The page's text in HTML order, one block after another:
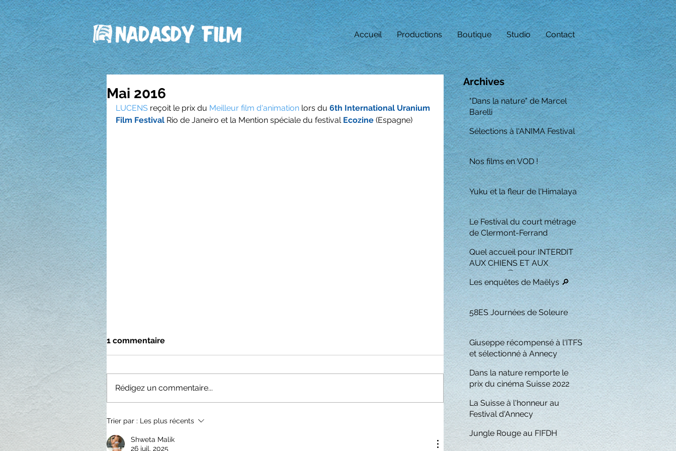
Accueil Productions Boutique Studio Contact
Mai 2016
LUCENS reçoit le prix du Meilleur film d'animation lors du 6th International Uranium
Film Festival Rio de Janeiro et la Mention spéciale du festival Ecozine (Espagne)
1 commentaire
Rédigez un commentaire...
Trier par : Les plus récents
Shweta Malik
26 juil. 2025
Archives
"Dans la nature" de Marcel
Barelli
Sélections à l'ANIMA Festival
Nos films en VOD !
Yuku et la fleur de l'Himalaya
Le Festival du court métrage
de Clermont-Ferrand
Quel accueil pour INTERDIT
AUX CHIENS ET AUX
ITALIENS 🏆
Les enquêtes de Maëlys 🔎
58ES Journées de Soleure
Giuseppe récompensé à l'ITFS
et sélectionné à Annecy
Dans la nature remporte le
prix du cinéma Suisse 2022
La Suisse à l'honneur au
Festival d'Annecy
Jungle Rouge au FIFDH